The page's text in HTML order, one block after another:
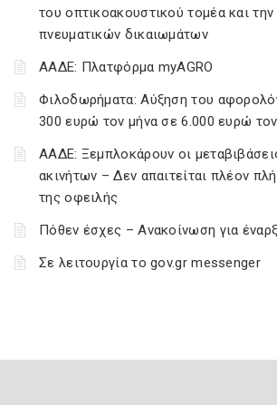
του οπτικοακουστικού τομέα και
πνευματικών δικαιωμάτων
ΑΑΔΕ: Πλατφόρμα myAGRO
Φιλοδωρήματα: Αύξηση του
300 ευρώ τον μήνα σε 6.000 ευρώ
ΑΑΔΕ: Ξεμπλοκάρουν οι
ακινήτων – Δεν απαιτείται πλέον
της οφειλής
Πόθεν έσχες – Ανακοίνωση για
Σε λειτουργία το gov.gr messenger